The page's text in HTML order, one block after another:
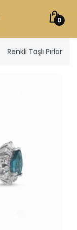
0
Renkli Taşlı Pırlanta